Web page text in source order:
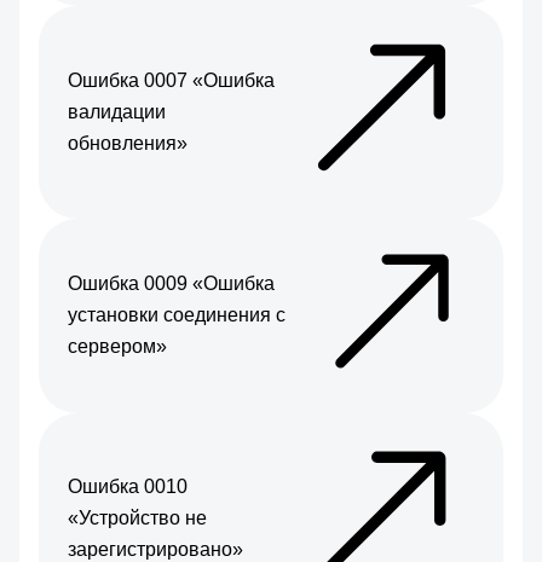
Ошибка 0007 «Ошибка
валидации
обновления»
Ошибка 0009 «Ошибка
установки соединения с
сервером»
Ошибка 0010
«Устройство не
зарегистрировано»